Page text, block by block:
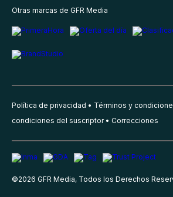
Otras marcas de GFR Media
Política de privacidad Términos y
condiciones del suscriptor
Correcciones
©2026 GFR Media, Todos los Derechos